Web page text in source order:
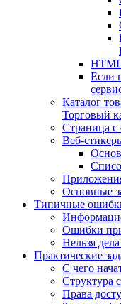
Если
Каталог
Торговый
Страница с
Веб-
Основные
Типичные
Ошибки при
Нельзя
Практические
С чего
Структура
Права